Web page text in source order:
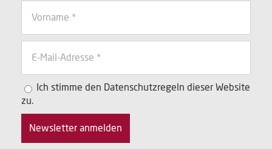
Ich stimme den Datenschutzregeln dieser Website
zu.